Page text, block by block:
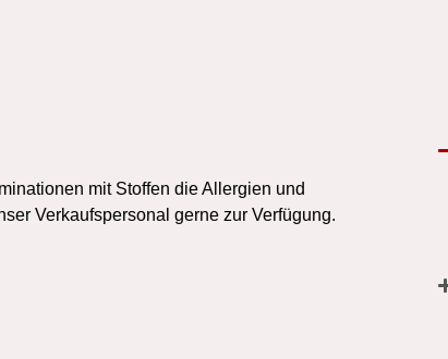
mit Stoffen die Allergien und
Verkaufspersonal gerne zur Verfügung.